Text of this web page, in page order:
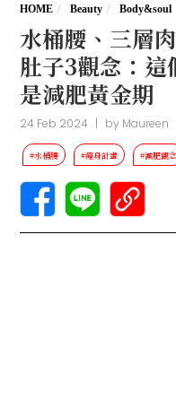
HOME Beauty Body&soul
水桶腰、三層
肚子3觀念：
是減肥黃金期
24 Feb 2024 | by Maureen
#水桶腰 #瘦身計畫 #減肥觀念